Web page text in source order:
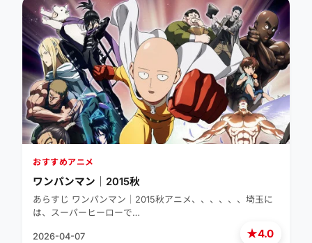
★4.0
おすすめアニメ
ワンパンマン｜2015秋
あらすじ ワンパンマン｜2015秋アニメ、、、、、、埼玉に
は、スーパーヒーローで…
2026-04-07